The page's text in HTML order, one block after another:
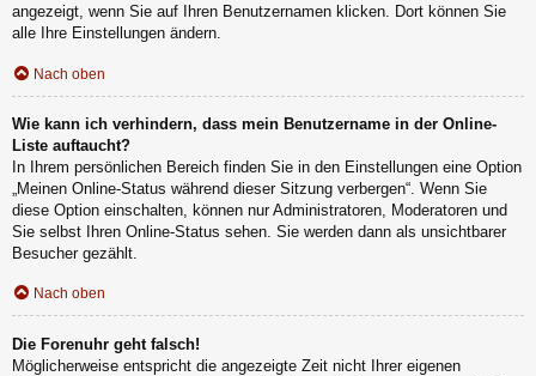
angezeigt, wenn Sie auf Ihren Benutzernamen klicken. Dort können Sie
alle Ihre Einstellungen ändern.
Nach oben
Wie kann ich verhindern, dass mein Benutzername in der Online-
Liste auftaucht?
In Ihrem persönlichen Bereich finden Sie in den Einstellungen eine Option
„Meinen Online-Status während dieser Sitzung verbergen“. Wenn Sie
diese Option einschalten, können nur Administratoren, Moderatoren und
Sie selbst Ihren Online-Status sehen. Sie werden dann als unsichtbarer
Besucher gezählt.
Nach oben
Die Forenuhr geht falsch!
Möglicherweise entspricht die angezeigte Zeit nicht Ihrer eigenen